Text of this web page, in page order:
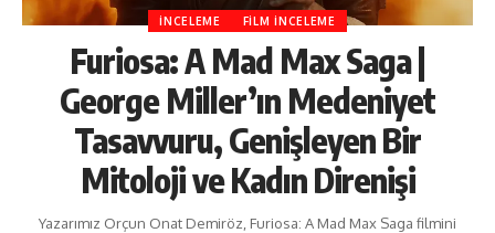
İNCELEME FILM İNCELEME
Furiosa: A Mad Max Saga |
George Miller’ın Medeniyet
Tasavvuru, Genişleyen Bir
Mitoloji ve Kadın Direnişi
Yazarımız Orçun Onat Demiröz, Furiosa: A Mad Max Saga filmini